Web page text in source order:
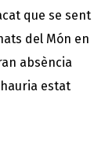
que se sent
del Món en
absència
hauria estat